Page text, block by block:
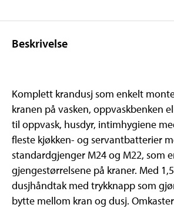
Beskrivelse
Komplett krandusj som enkelt
kranen på vasken, oppvaskbenken
til oppvask, husdyr, intimhygiene
fleste kjøkken- og servantbatterier
standardgjenger M24 og M22, som
gjengestørrelsene på kraner. Med
dusjhåndtak med trykknapp som
bytte mellom kran og dusj.